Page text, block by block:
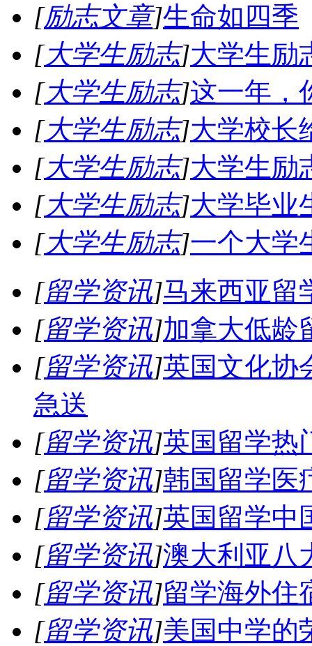
[励志文章]生命如四季
[大学生励志]大学生励
[大学生励志]这一年，
[大学生励志]大学校长
[大学生励志]大学生励
[大学生励志]大学毕业
[大学生励志]一个大学
[留学资讯]马来西亚留
[留学资讯]加拿大低龄
[留学资讯]英国文化协
急送
[留学资讯]英国留学热
[留学资讯]韩国留学医
[留学资讯]英国留学中
[留学资讯]澳大利亚八
[留学资讯]留学海外住
[留学资讯]美国中学的